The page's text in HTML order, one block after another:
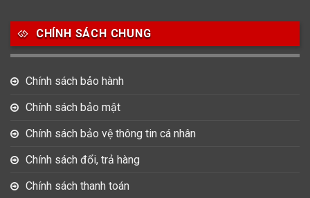
17
Bát Giác Mặt tròn Mặt vuông
15
Chất liệu dây
73
CHÍNH SÁCH CHUNG
Chính sách bảo hành
Chính sách bảo mật
Chính sách bảo vệ thông tin cá nhân
Chính sách đổi, trả hàng
Chính sách thanh toán